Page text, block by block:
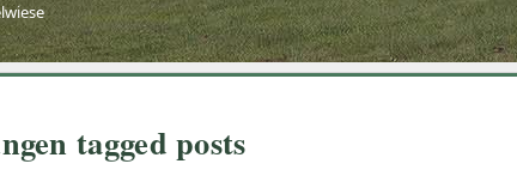
1 2 3 4 5 6
tagged posts